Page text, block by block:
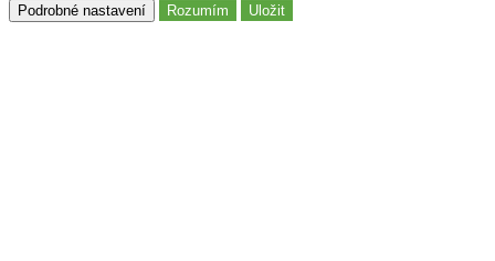
Podrobné nastavení Rozumím Uložit